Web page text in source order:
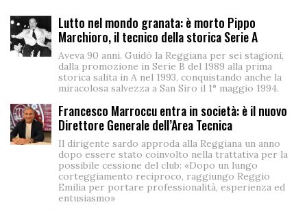
Lutto nel mondo granata: è morto Pippo
Marchioro, il tecnico della storica Serie A
Aveva 90 anni. Guidò la Reggiana per sei stagioni,
dalla promozione in Serie B del 1989 alla prima
storica salita in A nel 1993, conquistando anche la
miracolosa salvezza a San Siro il 1° maggio 1994.
Francesco Marroccu entra in società: è il nuovo
Direttore Generale dell’Area Tecnica
Il dirigente sardo approda alla Reggiana un anno
dopo essere stato coinvolto nella trattativa per la
possibile cessione del club: «Dopo un lungo
corteggiamento reciproco, raggiungo Reggio
Emilia per portare professionalità, esperienza ed
entusiasmo»